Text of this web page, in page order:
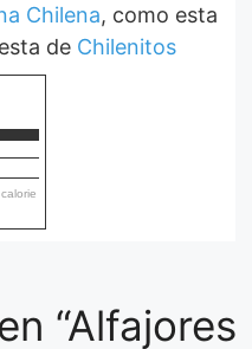
Chilena, como esta
de Chilenitos
“Alfajores